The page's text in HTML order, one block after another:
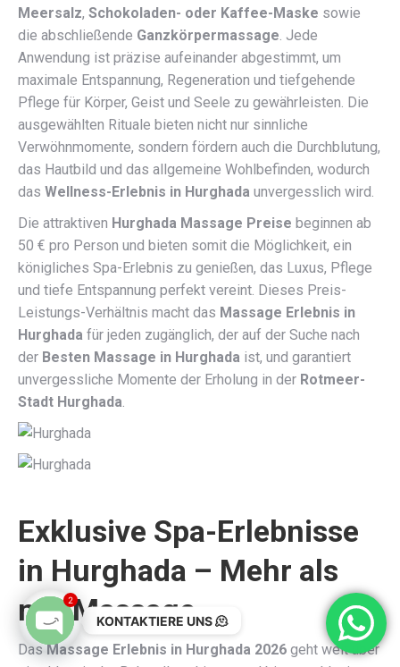
Meersalz, Schokoladen- oder Kaffee-Maske sowie
die abschließende Ganzkörpermassage. Jede
Anwendung ist präzise aufeinander abgestimmt, um
maximale Entspannung, Regeneration und tiefgehende
Pflege für Körper, Geist und Seele zu gewährleisten. Die
ausgewählten Rituale bieten nicht nur sinnliche
Verwöhnmomente, sondern fördern auch die Durchblutung,
das Hautbild und das allgemeine Wohlbefinden, wodurch
das Wellness-Erlebnis in Hurghada unvergesslich wird.
Die attraktiven Hurghada Massage Preise beginnen ab
50 € pro Person und bieten somit die Möglichkeit, ein
königliches Spa-Erlebnis zu genießen, das Luxus, Pflege
und tiefe Entspannung perfekt vereint. Dieses Preis-
Leistungs-Verhältnis macht das Massage Erlebnis in
Hurghada für jeden zugänglich, der auf der Suche nach
der Besten Massage in Hurghada ist, und garantiert
unvergessliche Momente der Erholung in der Rotmeer-
Stadt Hurghada.
Exklusive Spa-Erlebnisse
in Hurghada – Mehr als
nur Massage
DasMassage Erlebnis in Hurghada 2026 geht weit über
KONTAKTIERE UNS 🫠
Open chaty
2